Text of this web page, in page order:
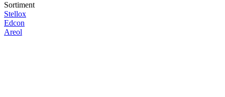
Sortiment
Stellox
Edcon
Areol